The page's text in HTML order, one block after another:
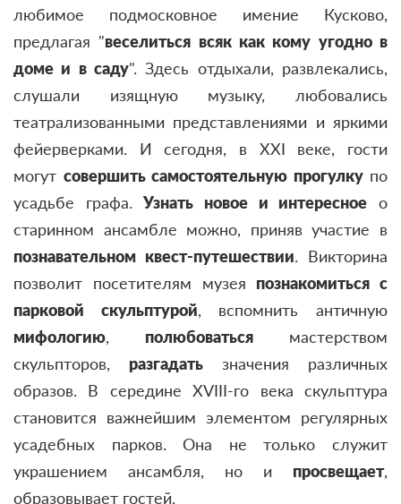
любимое подмосковное имение Кусково,
предлагая "веселиться всяк как кому угодно в
доме и в саду". Здесь отдыхали, развлекались,
слушали изящную музыку, любовались
театрализованными представлениями и яркими
фейерверками. И сегодня, в XXI веке, гости
могут совершить самостоятельную прогулкупо
усадьбе графа.Узнать новое и интересное о
старинном ансамбле можно, приняв участие в
познавательном квест-путешествии. Викторина
позволит посетителям музея познакомиться с
парковой скульптурой, вспомнить античную
мифологию, полюбоваться мастерством
скульпторов, разгадать значения различных
образов. В середине XVIII-го века скульптура
становится важнейшим элементом регулярных
усадебных парков. Она не только служит
украшением ансамбля, но и просвещает,
образовывает гостей.